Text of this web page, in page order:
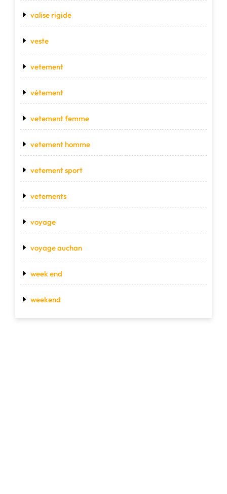
valise rigide
veste
vetement
vétement
vetement femme
vetement homme
vetement sport
vetements
voyage
voyage auchan
week end
weekend